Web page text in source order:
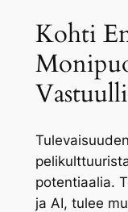
Kohti
potentiaalia.
ja AI, tulee